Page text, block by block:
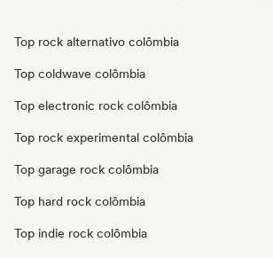
Top rock alternativo colômbia
Top coldwave colômbia
Top electronic rock colômbia
Top rock experimental colômbia
Top garage rock colômbia
Top hard rock colômbia
Top indie rock colômbia